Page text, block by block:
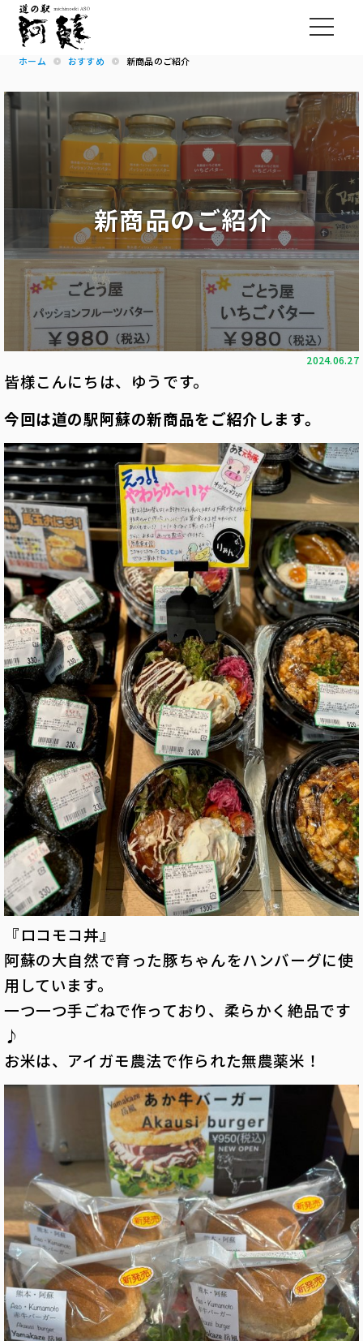
ホーム おすすめ 新商品のご紹介
新商品のご紹介
2024.06.27
皆様こんにちは、ゆうです。
今回は道の駅阿蘇の新商品をご紹介します。
『ロコモコ丼』
阿蘇の大自然で育った豚ちゃんをハンバーグに使
用しています。
一つ一つ手ごねで作っており、柔らかく絶品です
♪
お米は、アイガモ農法で作られた無農薬米！